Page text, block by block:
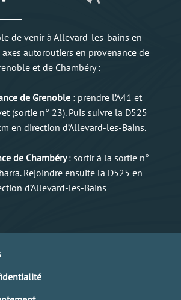
de venir à Allevard-les-bains en
autoroutiers en provenance de
et de Chambéry :
de Grenoble : prendre l’A41 et
(sortie n° 23). Puis suivre la D525
en direction d’Allevard-les-Bains.
de Chambéry: sortir à la sortie n°
Rejoindre ensuite la D525 en
d’Allevard-les-Bains